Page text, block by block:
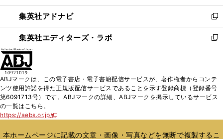
開
く
ウ
で
開
く
ン
ド
ウ
で
ウ
ィ
ン
ド
く
集英社アドナビ
新
し
い
ド
ウ
で
集英社エディターズ・ラボ
新
ィ
ン
ド
開
ABJマークは、この電子書店・電子書籍配信サービスが、著作権者からコンテ
ンツ使用許諾を得た正規版配信サービスであることを示す登録商標（登録番号
第6091713号）です。ABJマークの詳細、ABJマークを掲示しているサービス
の一覧はこちら。
https://aebs.or.jp/
新
い
本ホームページに記載の文章・画像・写真などを無断で複製するこ